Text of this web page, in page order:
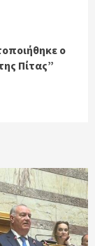
ο
Πίτας”